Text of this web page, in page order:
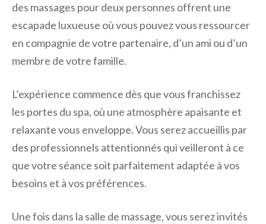
des massages pour deux personnes offrent une
escapade luxueuse où vous pouvez vous ressourcer
en compagnie de votre partenaire, d’un ami ou d’un
membre de votre famille.
L’expérience commence dès que vous franchissez
les portes du spa, où une atmosphère apaisante et
relaxante vous enveloppe. Vous serez accueillis par
des professionnels attentionnés qui veilleront à ce
que votre séance soit parfaitement adaptée à vos
besoins et à vos préférences.
Une fois dans la salle de massage, vous serez invités